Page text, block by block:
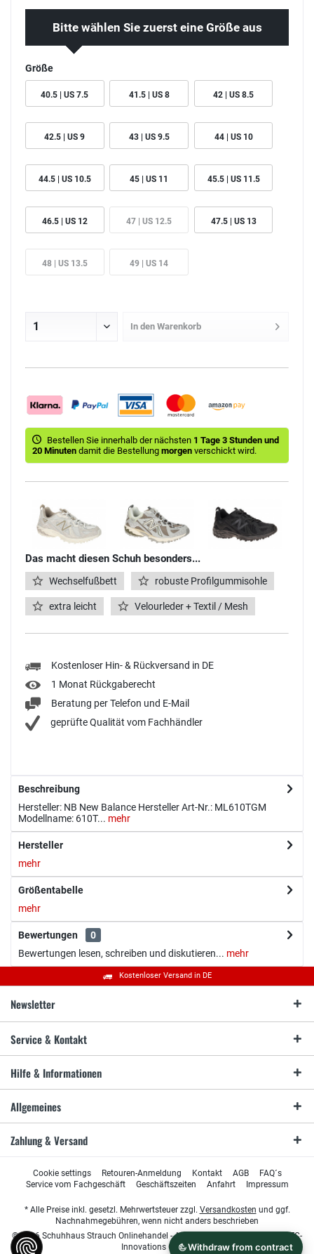
Bitte wählen Sie zuerst eine Größe aus
Größe
40.5 | US 7.5 41.5 | US 8 42 | US 8.5
42.5 | US 9 43 | US 9.5 44 | US 10
44.5 | US 10.5 45 | US 11 45.5 | US 11.5
46.5 | US 12 47 | US 12.5 47.5 | US 13
48 | US 13.5 49 | US 14
In den Warenkorb
Bestellen Sie innerhalb der nächsten 1 Tage 3 Stunden und
20 Minuten damit die Bestellung morgen verschickt wird.
Das macht diesen Schuh besonders...
Wechselfußbett robuste Profilgummisohle
extra leicht Velourleder + Textil / Mesh
Kostenloser Hin- & Rückversand in DE
1 Monat Rückgaberecht
Beratung per Telefon und E-Mail
geprüfte Qualität vom Fachhändler
Beschreibung
Hersteller: NB New Balance Hersteller Art-Nr.: ML610TGM
Modellname: 610T... mehr
Hersteller
mehr
Größentabelle
mehr
Bewertungen
0
Bewertungen lesen, schreiben und diskutieren... mehr
Kostenloser Versand in DE
Newsletter
Service & Kontakt
Hilfe & Informationen
Allgemeines
Zahlung & Versand
Cookie settings Retouren-Anmeldung Kontakt AGB
FAQ´s
Service vom Fachgeschäft
Geschäftszeiten Anfahrt Impressum
* Alle Preise inkl. gesetzl. Mehrwertsteuer zzgl. Versandkosten und ggf.
Nachnahmegebühren, wenn nicht anders beschrieben
© 2026 Schuhhaus Strauch Onlinehandel - All Rights Reserved. Design by
TC-
Innovations GmbH